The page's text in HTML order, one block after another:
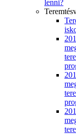
lenni?